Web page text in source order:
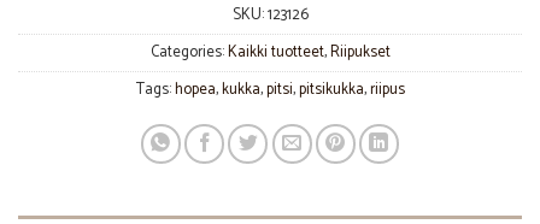
SKU:123126
Categories:Kaikki tuotteet,Riipukset
Tags:hopea,kukka,pitsi,pitsikukka,riipus